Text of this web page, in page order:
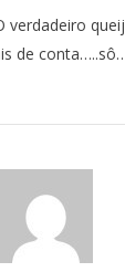
verdadeiro
de